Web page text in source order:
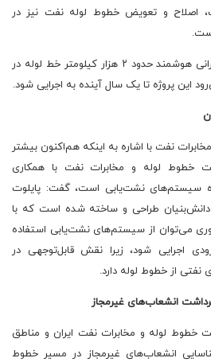
اصلاح و تعویض خطوط لوله نفت نیز در
وی تأکید کرد: اجرای پروژه پیگرانی هوشمند حدود ۲ هزار کیلومتر خط لوله در
این پروژه تا یک سال آینده به اجرایی شود.
نفت با اشاره به اینکه هم‌اکنون بیشتر
خطوط لوله و مخابرات نفت با همکاری
سیستم‌های نشت‌یابی است، گفت: پایلوت
طراحی و ساخته شده است که با
می‌توان از سیستم‌های نشت‌یابی استفاده
اجرایی شود، زیرا نقش قابل‌توجهی در
نفتی از خطوط لوله دارد.
انشعاب‌های غیرمجاز
خطوط لوله و مخابرات نفت ایران و مناطق
انشعاب‌های غیرمجاز در مسیر خطوط